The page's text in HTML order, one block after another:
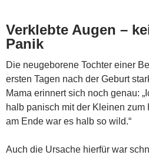
Verklebte Augen –
Panik
Die neugeborene Tochter einer
ersten Tagen nach der Geburt
Mama erinnert sich noch genau:
halb panisch mit der Kleinen zum
am Ende war es halb so wild.“
Auch die Ursache hierfür war